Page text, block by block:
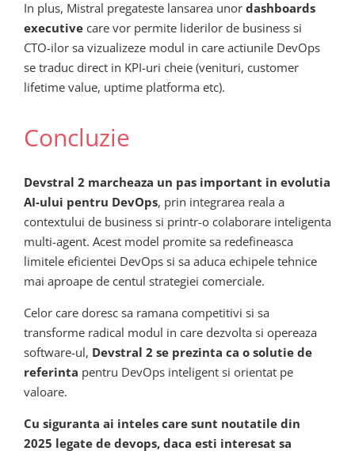
In plus, Mistral pregateste lansarea unor dashboards
executive care vor permite liderilor de business si
CTO-ilor sa vizualizeze modul in care actiunile DevOps
se traduc direct in KPI-uri cheie (venituri, customer
lifetime value, uptime platforma etc).
Concluzie
Devstral 2 marcheaza un pas important in evolutia
AI-ului pentru DevOps, prin integrarea reala a
contextului de business si printr-o colaborare inteligenta
multi-agent. Acest model promite sa redefineasca
limitele eficientei DevOps si sa aduca echipele tehnice
mai aproape de centul strategiei comerciale.
Celor care doresc sa ramana competitivi si sa
transforme radical modul in care dezvolta si opereaza
software-ul, Devstral 2 se prezinta ca o solutie de
referinta pentru DevOps inteligent si orientat pe
valoare.
Cu siguranta ai inteles care sunt noutatile din
2025 legate de devops, daca esti interesat sa